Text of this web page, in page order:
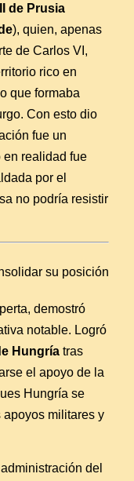
de Prusia
), quien, apenas
de Carlos VI,
rico en
que formaba
Con esto dio
fue un
en realidad fue
por el
no podría resistir
su posición
demostró
notable. Logró
Hungría tras
el apoyo de la
Hungría se
militares y
del